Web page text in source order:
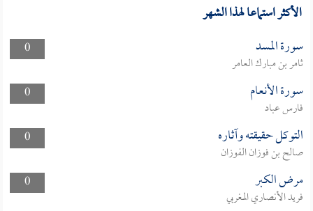
الأكثر استماعا لهذا الشهر
0 سورة المسد
ثامر بن مبارك العامر
0
سورة الأنعام
فارس عباد
0
التوكل حقيقته وآثاره
صالح بن فوزان الفوزان
0
مرض الكبر
فريد الأنصاري المغربي